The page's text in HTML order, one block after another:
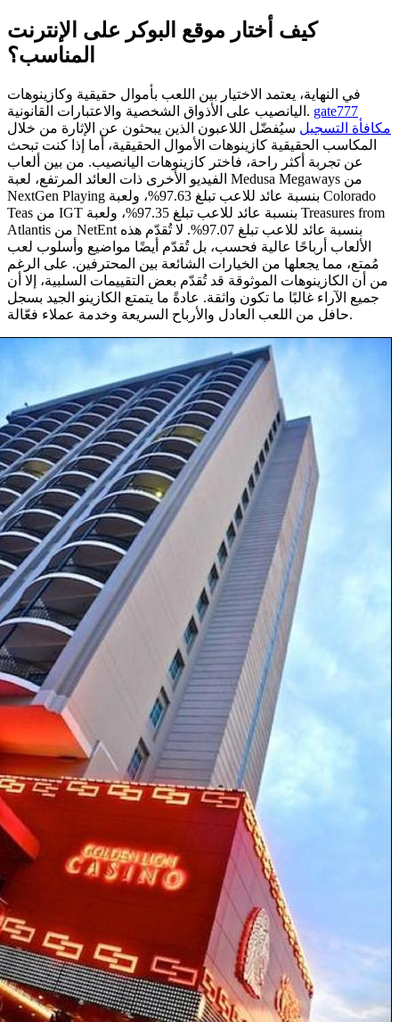
كيف أختار موقع البوكر على الإنترنت
المناسب؟
في النهاية، يعتمد الاختيار بين اللعب بأموال حقيقية وكازينوهات
اليانصيب على الأذواق الشخصية والاعتبارات القانونية. gate777
مكافأة التسجيل سيُفضّل اللاعبون الذين يبحثون عن الإثارة من خلال
المكاسب الحقيقية كازينوهات الأموال الحقيقية، أما إذا كنت تبحث
عن تجربة أكثر راحة، فاختر كازينوهات اليانصيب. من بين ألعاب
الفيديو الأخرى ذات العائد المرتفع، لعبة Medusa Megaways من
NextGen Playing بنسبة عائد للاعب تبلغ 97.63%، ولعبة Colorado
Teas من IGT بنسبة عائد للاعب تبلغ 97.35%، ولعبة Treasures from
Atlantis من NetEnt بنسبة عائد للاعب تبلغ 97.07%. لا تُقدّم هذه
الألعاب أرباحًا عالية فحسب، بل تُقدّم أيضًا مواضيع وأسلوب لعب
مُمتع، مما يجعلها من الخيارات الشائعة بين المحترفين. على الرغم
من أن الكازينوهات الموثوقة قد تُقدّم بعض التقييمات السلبية، إلا أن
جميع الآراء غالبًا ما تكون واثقة. عادةً ما يتمتع الكازينو الجيد بسجل
حافل من اللعب العادل والأرباح السريعة وخدمة عملاء فعّالة.